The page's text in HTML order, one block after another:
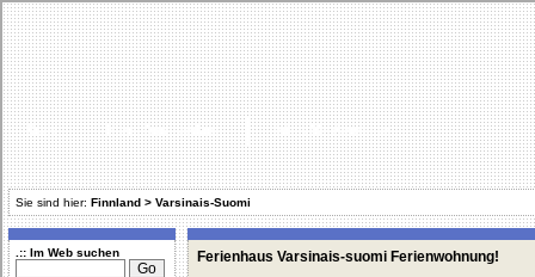
Start Karte Deutschland Infos für Vermieter
Sie sind hier: Finnland > Varsinais-Suomi
.:: Im Web suchen Ferienhaus Varsinais-suomi Ferienwohnung!